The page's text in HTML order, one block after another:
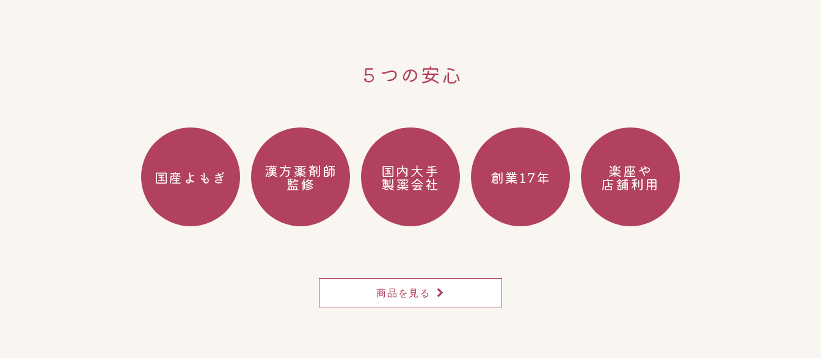
５つの安心
国産よもぎ 漢方薬剤師
監修
国内大手
製薬会社 創業17年 楽座や
店舗利用
商品を見る